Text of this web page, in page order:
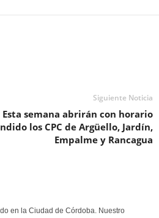
Siguiente Noticia
Esta semana abrirán con horario
los CPC de Argüello, Jardín,
Empalme y Rancagua
en la Ciudad de Córdoba. Nuestro